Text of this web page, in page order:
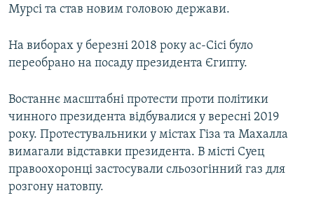
Мурсі та став новим головою держави.
На виборах у березні 2018 року ас-Сісі було
переобрано на посаду президента Єгипту.
Востаннє масштабні протести проти політики
чинного президента відбувалися у вересні 2019
року. Протестувальники у містах Гіза та Махалла
вимагали відставки президента. В місті Суец
правоохоронці застосували сльозогінний газ для
розгону натовпу.